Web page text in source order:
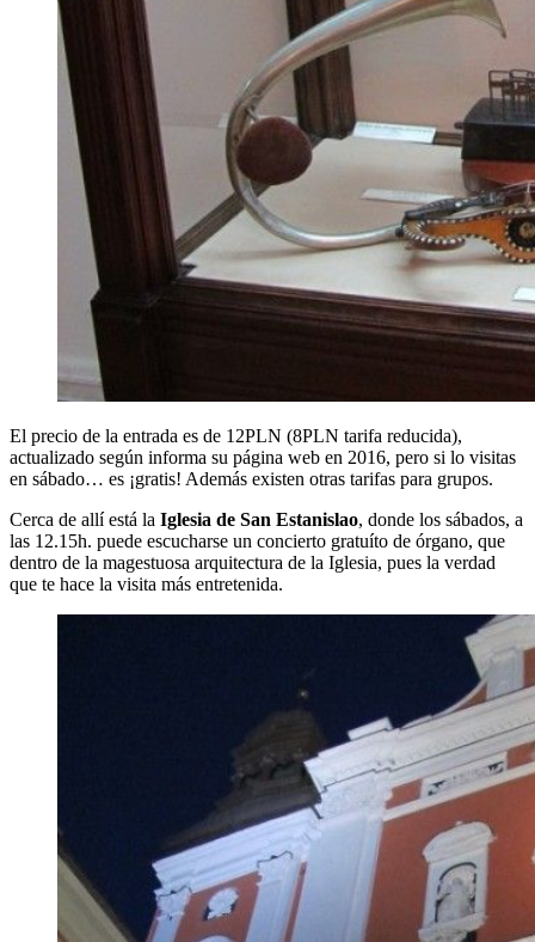
El precio de la entrada es de 12PLN (8PLN tarifa reducida),
actualizado según informa su página web en 2016, pero si lo visitas
en sábado… es ¡gratis! Además existen otras tarifas para grupos.
Cerca de allí está la Iglesia de San Estanislao, donde los sábados, a
las 12.15h. puede escucharse un concierto gratuíto de órgano, que
dentro de la magestuosa arquitectura de la Iglesia, pues la verdad
que te hace la visita más entretenida.